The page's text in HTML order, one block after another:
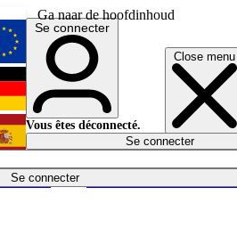
Ga naar de hoofdinhoud
Close menu
Se connecter
Économie
English
Deutsch
Español
Se connecter
Vous êtes déconnecté.
Se connecter